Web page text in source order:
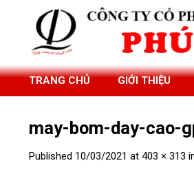
TRANG CHỦ GIỚI THIỆU
may-bom-day-cao-
Published 10/03/2021 at 403 × 313